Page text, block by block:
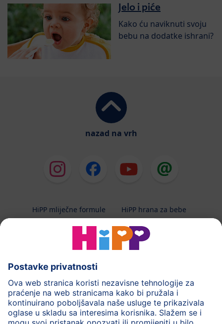
Jelo i piće
Kako ću naviknuti svoju
bebu na dodatke ishrani?
nazad na vrh
HiPP mliječne formule
HiPP hrana za bebe
HiPP njega
HiPP trudnoća
Terapeutska dijeta
Zaštita podataka i upute za korištenj
Uvjeti korištenja
Impressum
Kontakt
O HiPP-u